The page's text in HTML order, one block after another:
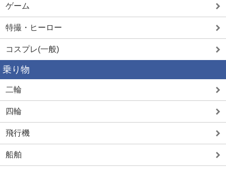
ゲーム
特撮・ヒーロー
コスプレ(一般)
乗り物
二輪
四輪
飛行機
船舶